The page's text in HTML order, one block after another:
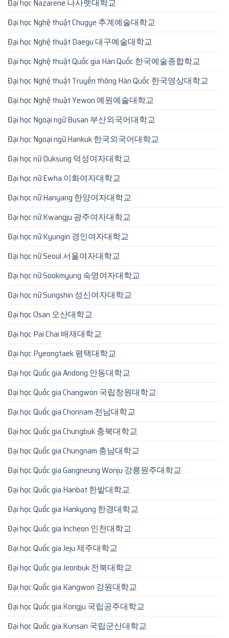
Đại học Nazarene 나사렛대학교
Đại học Nghệ thuật Chugye 추계예술대학교
Đại học Nghệ thuật Daegu 대구예술대학교
Đại học Nghệ thuật Quốc gia Hàn Quốc 한국예술종합학교
Đại học Nghệ thuật Truyền thông Hàn Quốc 한국영상대학교
Đại học Nghệ thuật Yewon 예원예술대학교
Đại học Ngoại ngữ Busan 부산외국어대학교
Đại học Ngoại ngữ Hankuk 한국외국어대학교
Đại học nữ Duksung 덕성여자대학교
Đại học nữ Ewha 이화여자대학교
Đại học nữ Hanyang 한양여자대학교
Đại học nữ Kwangju 광주여자대학교
Đại học nữ Kyungin 경인여자대학교
Đại học nữ Seoul 서울여자대학교
Đại học nữ Sookmyung 숙명여자대학교
Đại học nữ Sungshin 성신여자대학교
Đại học Osan 오산대학교
Đại học Pai Chai 배재대학교
Đại học Pyeongtaek 평택대학교
Đại học Quốc gia Andong 안동대학교
Đại học Quốc gia Changwon 국립창원대학교
Đại học Quốc gia Chonnam 전남대학교
Đại học Quốc gia Chungbuk 충북대학교
Đại học Quốc gia Chungnam 충남대학교
Đại học Quốc gia Gangneung Wonju 강릉원주대학교
Đại học Quốc gia Hanbat 한밭대학교
Đại học Quốc gia Hankyong 한경대학교
Đại học Quốc gia Incheon 인천대학교
Đại học Quốc gia Jeju 제주대학교
Đại học Quốc gia Jeonbuk 전북대학교
Đại học Quốc gia Kangwon 강원대학교
Đại học Quốc gia Kongju 국립공주대학교
Đại học Quốc gia Kunsan 국립군산대학교